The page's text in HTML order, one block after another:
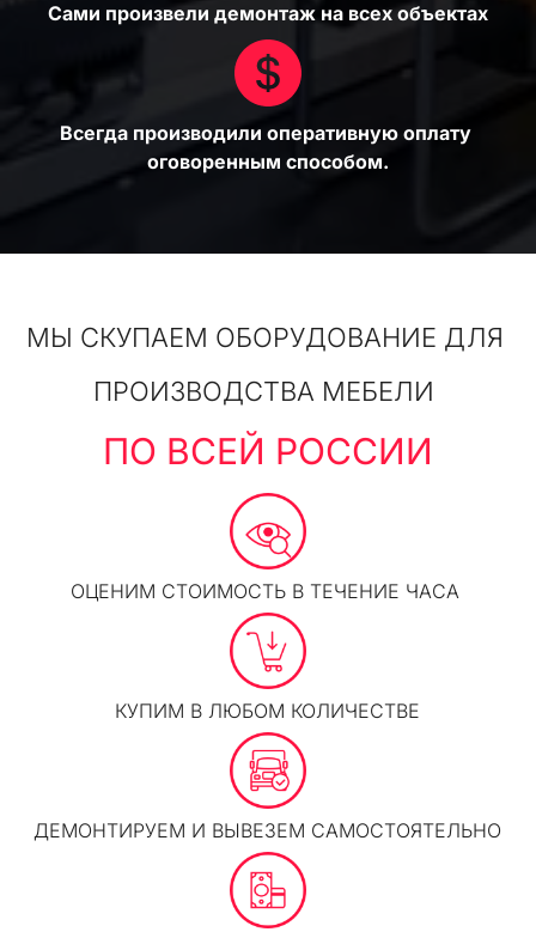
Сами произвели демонтаж на всех объектах
Всегда производили оперативную оплату
оговоренным способом.
МЫ СКУПАЕМ ОБОРУДОВАНИЕ ДЛЯ
ПРОИЗВОДСТВА МЕБЕЛИ
ПО ВСЕЙ РОССИИ
ОЦЕНИМ СТОИМОСТЬ В ТЕЧЕНИЕ ЧАСА
КУПИМ В ЛЮБОМ КОЛИЧЕСТВЕ
ДЕМОНТИРУЕМ И ВЫВЕЗЕМ САМОСТОЯТЕЛЬНО